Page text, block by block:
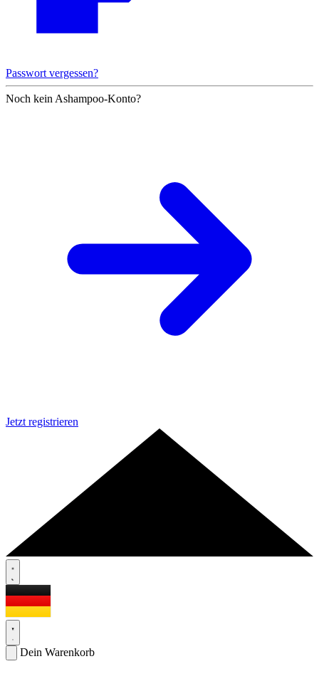
Passwort vergessen?
Noch kein Ashampoo-Konto?
Jetzt registrieren
Dein Warenkorb